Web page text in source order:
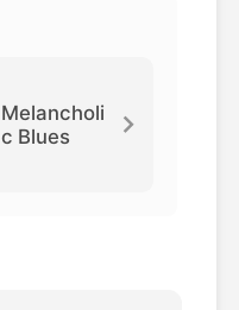
Melancholi
c Blues